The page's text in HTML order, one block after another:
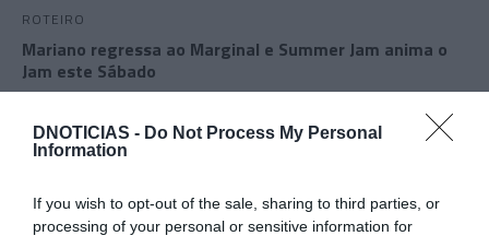
DNOTICIAS - Do Not Process My Personal
Information
If you wish to opt-out of the sale, sharing to third parties, or
processing of your personal or sensitive information for
ROTEIRO
Mariano regressa ao Marginal e Summer Jam anima o
Jam este Sábado
CRISTIANO RONALDO
“Muda o corpo de todas as mulheres”
PRODUTOS E MARCAS